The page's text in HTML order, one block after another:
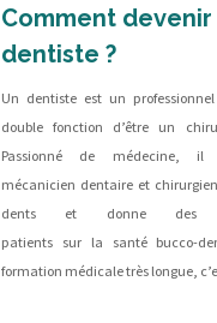
Comment
dentiste ?
Un dentiste est un
double fonction d’être un
Passionné de médecine,
mécanicien dentaire et
dents et donne des
patients sur la santé bucco-
formation médicale très longue,